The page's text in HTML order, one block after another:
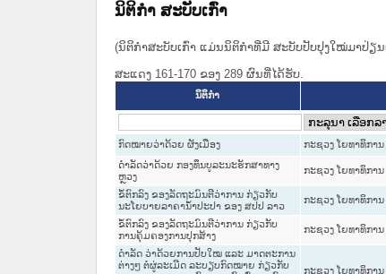
ນິຕິກໍາ ສະບັບເກົ່າ
(ນິຕິກໍາສະບັບເກົ່າ ແມ່ນນິຕິກໍາທີ່ມີ ສະບັບປັບປຸງໃໝ່ມາປ່ຽ
ສະແດງ 161-170 ຂອງ 289 ຜົນທີ່ໄດ້ຮັບ.
ນິຕິກໍາ
ກົດ​ໝາຍ​ວ່າ​ດ້ວຍ ຜັງເມືອງ ກະຊວງ ໂຍທາທິກາ
ດຳລັດວ່າດ້ວຍ ກອງທຶນບູລະນະຮັກສາທາງ
ຫຼວງ
ກະຊວງ ໂຍທາທິກາ
ຂໍ້ຕົກລົງ ຂອງລັດຖະມົນຕີວ່າການ ກ່ຽວກັບ
ນະໂຍບາຍລາຄານ້ຳປະປາ ຂອງ ສປປ ລາວ
ກະຊວງ ໂຍທາທິກາ
ຂໍ້ຕົກລົງ ຂອງລັດຖະມົນຕີວ່າການ ກ່ຽວກັບ
ການຄຸ້ມຄອງການປຸກສ້າງ
ກະຊວງ ໂຍທາທິກາ
ດຳລັດ ວ່າດ້ວຍການປັບໃໝ ແລະ ມາດຕະການ
ຕ່າງໆ ຕໍ່ຜູ່ລະເມີດ ລະບຽບກົດໝາຍ ກ່ຽວກັບ
ກະຊວງ ໂຍທາທິກາ